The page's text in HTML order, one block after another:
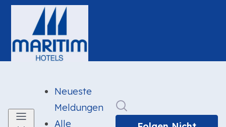
Neueste
Meldungen
Alle